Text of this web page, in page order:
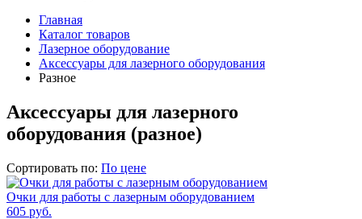
Главная
Каталог товаров
Лазерное оборудование
Аксессуары для лазерного оборудования
Разное
Аксессуары для лазерного
оборудования (разное)
Сортировать по: По цене
Очки для работы с лазерным оборудованием
605 руб.